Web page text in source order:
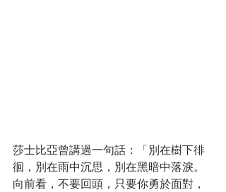
莎士比亞曾講過一句話：「別在樹下徘
徊，別在雨中沉思，別在黑暗中落淚。
向前看，不要回頭，只要你勇於面對，